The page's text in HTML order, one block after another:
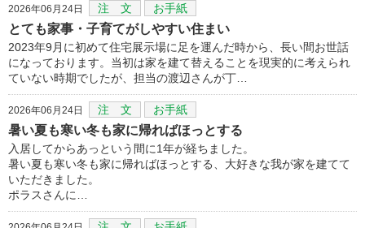
2026年06月24日 注 文 お手紙
とても家事・子育てがしやすい住まい
2023年9月に初めて住宅展示場に足を運んだ時から、長い間お世話
になっております。当初は家を建て替えることを現実的に考えられ
ていない時期でしたが、担当の渡辺さんが丁…
2026年06月24日 注 文 お手紙
暑い夏も寒い冬も家に帰ればほっとする
入居してからあっという間に1年が経ちました。
暑い夏も寒い冬も家に帰ればほっとする、大好きな我が家を建てて
いただきました。
ポラスさんに…